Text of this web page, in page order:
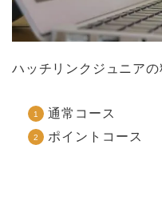
ハッチリンクジュニア
通常コース
ポイントコース